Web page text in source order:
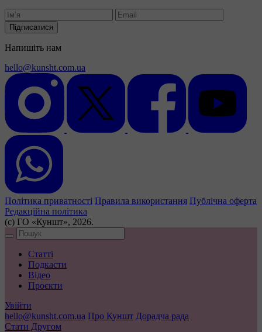
Підписатися
Напишіть нам
hello@kunsht.com.ua
Політика приватності Правила використання Публічна оферта
Редакційна політика
(с) ГО «Куншт», 2026.
Статті
Подкасти
Відео
Проєкти
Увійти
hello@kunsht.com.ua Про Куншт Дорадча рада
Стати Другом